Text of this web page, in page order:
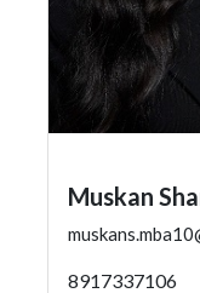
Muskan
8917337106